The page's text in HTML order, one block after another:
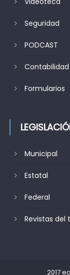
Seguridad
PODCAST
Formularios
Municipal
Estatal
Federal
Revistas del
2017